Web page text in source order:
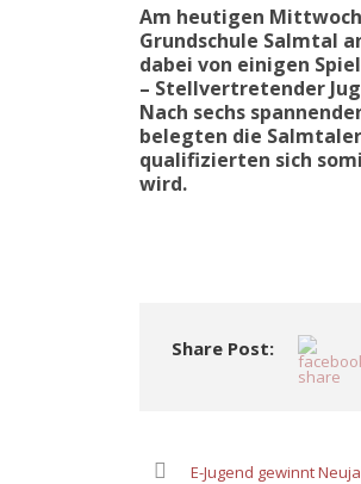
Am heutigen
Grundschule Salmtal
dabei von einigen
– Stellvertretender
Nach sechs
belegten die
qualifizierten sich
wird.
Share Post:
E-Jugend gewinnt